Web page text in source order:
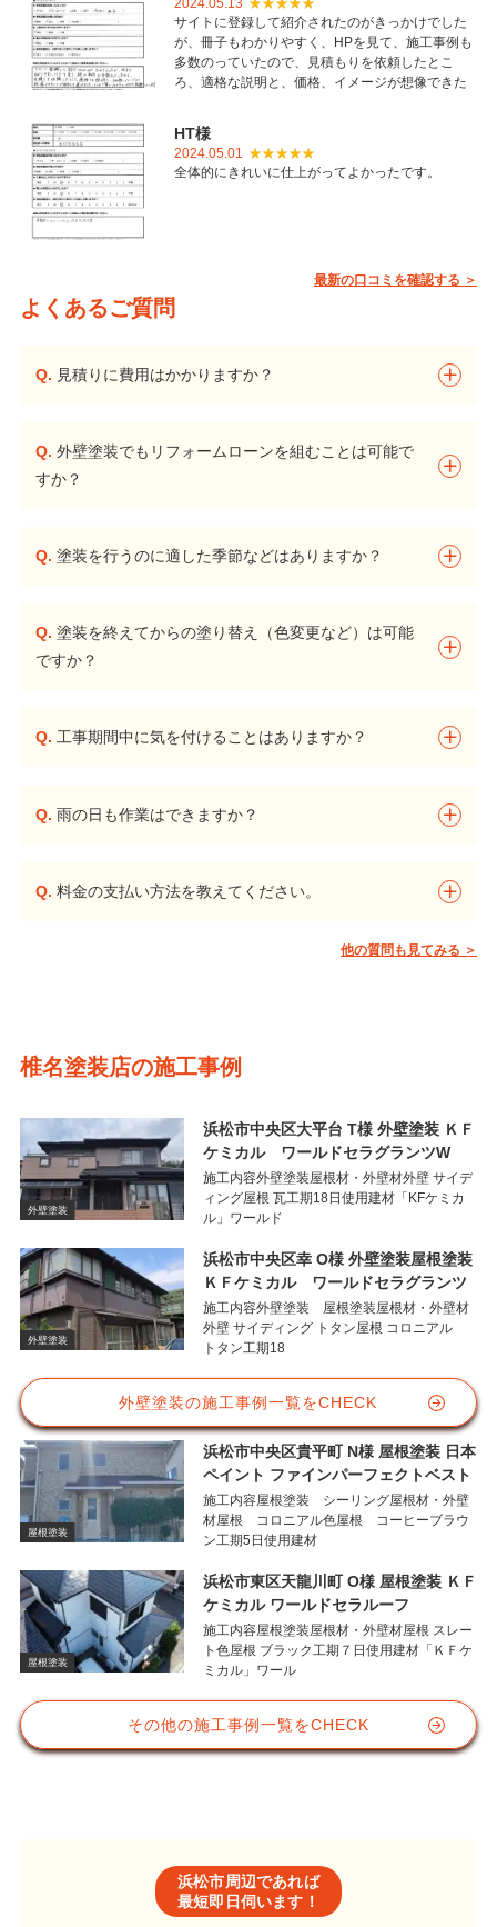
2024.05.13
サイトに登録して紹介されたのがきっかけでした
が、冊子もわかりやすく、HPを見て、施工事例も
多数のっていたので、見積もりを依頼したとこ
ろ、適格な説明と、価格、イメージが想像できた
いただき感謝しています。
HT様
2024.05.01
全体的にきれいに仕上がってよかったです。
最新の口コミを確認する ＞
よくあるご質問
Q. 見積りに費用はかかりますか？
Q. 外壁塗装でもリフォームローンを組むことは可能で
すか？
Q. 塗装を行うのに適した季節などはありますか？
Q. 塗装を終えてからの塗り替え（色変更など）は可能
ですか？
Q. 工事期間中に気を付けることはありますか？
Q. 雨の日も作業はできますか？
Q. 料金の支払い方法を教えてください。
他の質問も見てみる ＞
椎名塗装店の施工事例
外壁塗装
浜松市中央区大平台 T様 外壁塗装 ＫＦ
ケミカル ワールドセラグランツW
施工内容外壁塗装屋根材・外壁材外壁 サイデ
ィング屋根 瓦工期18日使用建材「KFケミカ
ル」ワールド
外壁塗装
浜松市中央区幸 O様 外壁塗装屋根塗装
ＫＦケミカル ワールドセラグランツ
施工内容外壁塗装 屋根塗装屋根材・外壁材
外壁 サイディング トタン屋根 コロニアル
トタン工期18
外壁塗装の施工事例一覧をCHECK
屋根塗装
浜松市中央区貴平町 N様 屋根塗装 日本
ペイント ファインパーフェクトベスト
施工内容屋根塗装 シーリング屋根材・外壁
材屋根 コロニアル色屋根 コーヒーブラウ
ン工期5日使用建材
屋根塗装
浜松市東区天龍川町 O様 屋根塗装 ＫＦ
ケミカル ワールドセラルーフ
施工内容屋根塗装屋根材・外壁材屋根 スレー
ト色屋根 ブラック工期７日使用建材「ＫＦケ
ミカル」ワール
その他の施工事例一覧をCHECK
浜松市周辺であれば
最短即日伺います！